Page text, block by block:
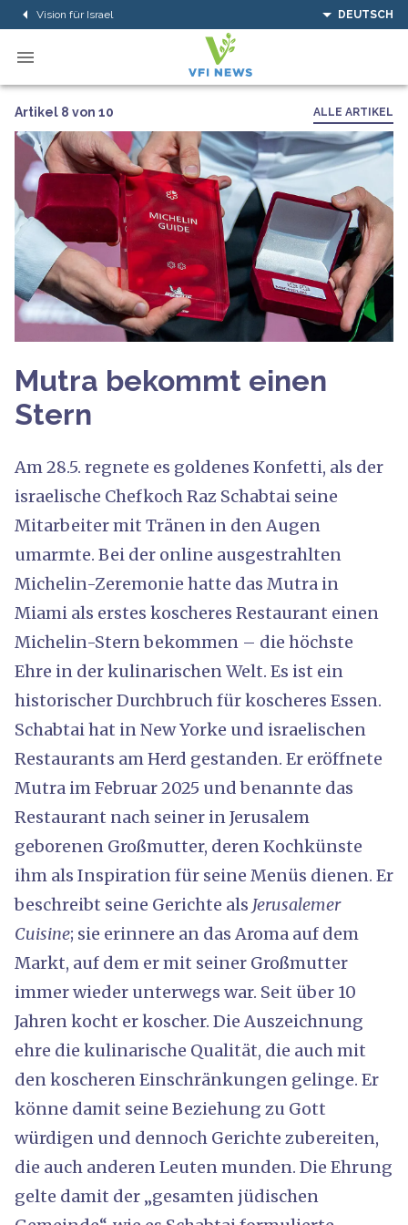
Vision für Israel DEUTSCH
Artikel 8 von 10 ALLE ARTIKEL
Mutra bekommt einen
Stern
Am 28.5. regnete es goldenes Konfetti, als der
israelische Chefkoch Raz Schabtai seine
Mitarbeiter mit Tränen in den Augen
umarmte. Bei der online ausgestrahlten
Michelin-Zeremonie hatte das Mutra in
Miami als erstes koscheres Restaurant einen
Michelin-Stern bekommen – die höchste
Ehre in der kulinarischen Welt. Es ist ein
historischer Durchbruch für koscheres Essen.
Schabtai hat in New Yorke und israelischen
Restaurants am Herd gestanden. Er eröffnete
Mutra im Februar 2025 und benannte das
Restaurant nach seiner in Jerusalem
geborenen Großmutter, deren Kochkünste
ihm als Inspiration für seine Menüs dienen. Er
beschreibt seine Gerichte als Jerusalemer
Cuisine; sie erinnere an das Aroma auf dem
Markt, auf dem er mit seiner Großmutter
immer wieder unterwegs war. Seit über 10
Jahren kocht er koscher. Die Auszeichnung
ehre die kulinarische Qualität, die auch mit
den koscheren Einschränkungen gelinge. Er
könne damit seine Beziehung zu Gott
würdigen und dennoch Gerichte zubereiten,
die auch anderen Leuten munden. Die Ehrung
gelte damit der „gesamten jüdischen